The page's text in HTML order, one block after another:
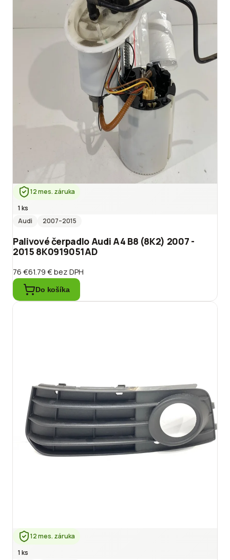
12 mes. záruka
1 ks
Audi
2007–2015
Palivové čerpadlo Audi A4 B8 (8K2) 2007 -
2015 8K0919051AD
76 €61.79 €bez DPH
Do košíka
12 mes. záruka
1 ks